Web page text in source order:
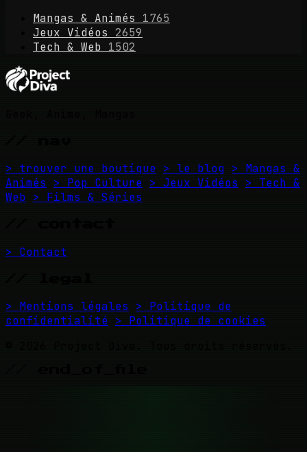
Mangas & Animés
1765
Jeux Vidéos
2659
Tech & Web 1502
> trouver une boutique > le blog > Mangas &
Animés
> Pop Culture > Jeux Vidéos
> Tech &
Web > Films & Séries
> Contact
> Mentions légales
> Politique de
confidentialité > Politique de cookies